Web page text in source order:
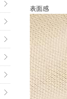
表面感